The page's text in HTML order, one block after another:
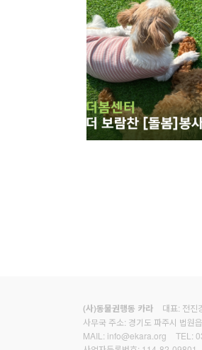
(사)동물권행동 카라
대표: 전진
사무국 주소: 경기도 파주시 법
MAIL: info@ekara.org TEL: